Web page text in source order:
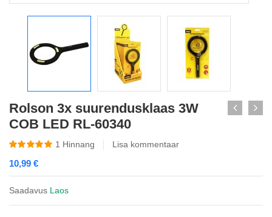
Rolson 3x suurendusklaas 3W
COB LED RL-60340
1 Hinnang Lisa kommentaar
10,99 €
Saadavus Laos